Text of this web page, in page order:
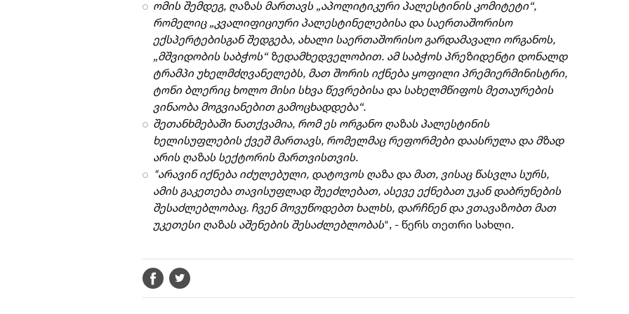
ომის შემდეგ, ღაზას მართავს „აპოლიტიკური პალესტინის კომიტეტი“,
რომელიც „კვალიფიციური პალესტინელებისა და საერთაშორისო
ექსპერტებისგან შედგება, ახალი საერთაშორისო გარდამავალი ორგანოს,
„მშვიდობის საბჭოს“ ზედამხედველობით. ამ საბჭოს პრეზიდენტი დონალდ
ტრამპი უხელმძღვანელებს, მათ შორის იქნება ყოფილი პრემიერმინისტრი,
ტონი ბლერიც ხოლო მისი სხვა წევრებისა და სახელმწიფოს მეთაურების
ვინაობა მოგვიანებით გამოცხადდება“.
შეთანხმებაში ნათქვამია, რომ ეს ორგანო ღაზას პალესტინის
ხელისუფლების ქვეშ მართავს, რომელმაც რეფორმები დაასრულა და მზად
არის ღაზას სექტორის მართვისთვის.
"არავინ იქნება იძულებული, დატოვოს ღაზა და მათ, ვისაც წასვლა სურს,
ამის გაკეთება თავისუფლად შეეძლებათ, ასევე ექნებათ უკან დაბრუნების
შესაძლებლობაც. ჩვენ მოვუწოდებთ ხალხს, დარჩნენ და ვთავაზობთ მათ
უკეთესი ღაზას აშენების შესაძლებლობას", - წერს თეთრი სახლი.